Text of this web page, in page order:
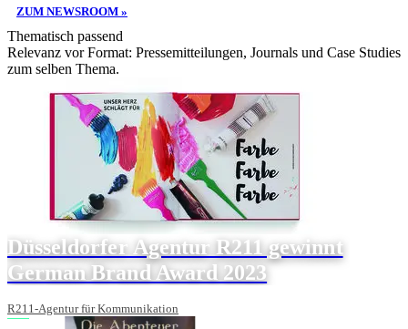
ZUM NEWSROOM »
Thematisch passend
Relevanz vor Format: Pressemitteilungen, Journals und Case Studies
zum selben Thema.
Düsseldorfer Agentur R211 gewinnt
German Brand Award 2023
R211-Agentur für Kommunikation